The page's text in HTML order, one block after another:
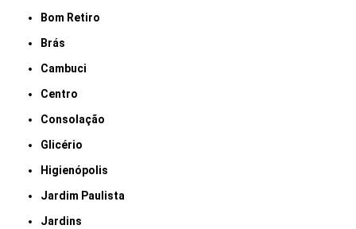
Bom Retiro
Brás
Cambuci
Centro
Consolação
Glicério
Higienópolis
Jardim Paulista
Jardins